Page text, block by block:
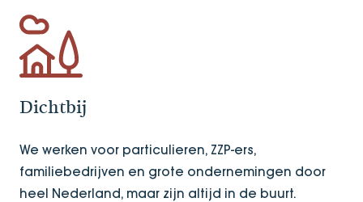
Dichtbij
We werken voor particulieren, ZZP-ers,
familiebedrijven en grote ondernemingen door
heel Nederland, maar zijn altijd in de buurt.